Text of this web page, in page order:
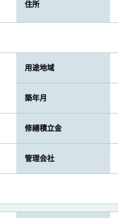
住所
用途地域
築年月
修繕積立金
管理会社